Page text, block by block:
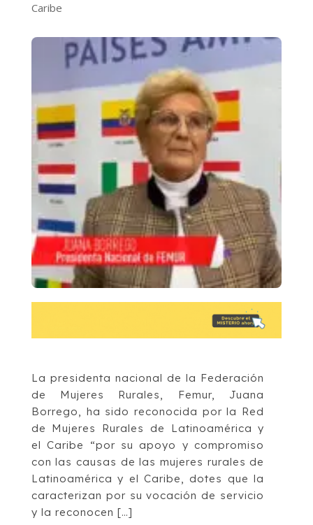
Caribe
La presidenta nacional de la Federación
de Mujeres Rurales, Femur, Juana
Borrego, ha sido reconocida por la Red
de Mujeres Rurales de Latinoamérica y
el Caribe “por su apoyo y compromiso
con las causas de las mujeres rurales de
Latinoamérica y el Caribe, dotes que la
caracterizan por su vocación de servicio
y la reconocen […]